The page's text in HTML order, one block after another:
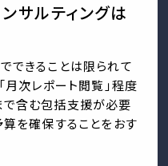
サルティングは
できることは限られて
月次レポート閲覧」程度
で含む包括支援が必要
を確保することをおす